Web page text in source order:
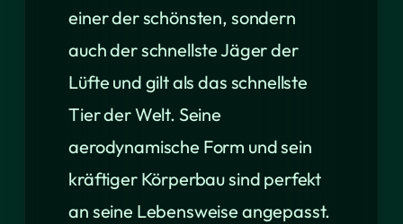
einer der schönsten, sondern
auch der schnellste Jäger der
Lüfte und gilt als das schnellste
Tier der Welt. Seine
aerodynamische Form und sein
kräftiger Körperbau sind perfekt
an seine Lebensweise angepasst.